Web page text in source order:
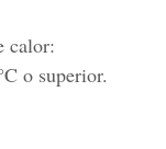
calor:
o superior.